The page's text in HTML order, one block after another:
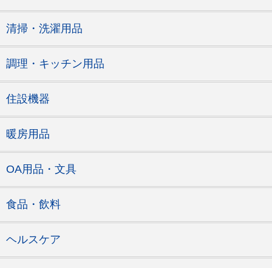
清掃・洗濯用品
調理・キッチン用品
住設機器
暖房用品
OA用品・文具
食品・飲料
ヘルスケア